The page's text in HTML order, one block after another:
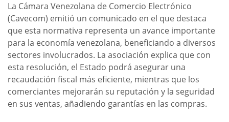
La Cámara Venezolana de Comercio Electrónico
(Cavecom) emitió un comunicado en el que destaca
que esta normativa representa un avance importante
para la economía venezolana, beneficiando a diversos
sectores involucrados. La asociación explica que con
esta resolución, el Estado podrá asegurar una
recaudación fiscal más eficiente, mientras que los
comerciantes mejorarán su reputación y la seguridad
en sus ventas, añadiendo garantías en las compras.